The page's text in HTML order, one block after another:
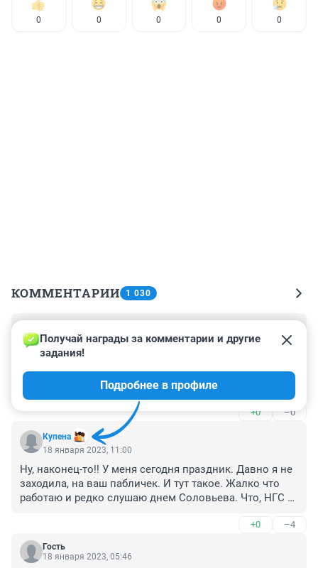
0 0 0 0 0
КОММЕНТАРИИ 1 030
31 января 2023, 05:31
Нас хотят уничтожить, а по телеку кривлянья,
концерты, песенные конкурсы. А где патриотические
песни российских народных авторов, к примеру,
Андрей Куряев "Наших бьют" и "Не воюйте с
русскими". Потрясающие две песни. Написаны ещё
до СВО. Шаман вышел на ТВ, а эти песни круче.
+0 –0
Купена
Получай награды за комментарии и другие
задания!
Подробнее в профиле
18 января 2023, 11:00
Ну, наконец-то!! У меня сегодня праздник. Давно я не
заходила, на ваш пабличек. И тут такое. Жалко что
работаю и редко слушаю днем Соловьева. Что, НГС
относитесь к чувствам родных тех кто воюет, кто
погиб на СВО? Вот тон им не понравился. А он не
золотой рубль, тьфу, доллар конечно вам это милее,
+0 –4
Гость
18 января 2023, 05:46